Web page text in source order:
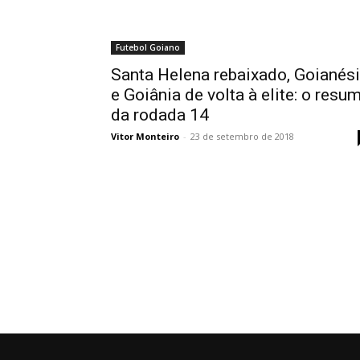
Futebol Goiano
Santa Helena rebaixado,
e Goiânia de volta à elite: o
da rodada 14
Vitor Monteiro - 23 de setembro de 2018